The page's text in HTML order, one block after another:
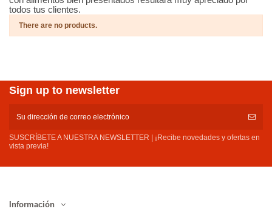
todos tus clientes.
There are no products.
Sign up to newsletter
SUSCRÍBETE A NUESTRA NEWSLETTER | ¡Recibe novedades y ofertas en
vista previa!
Información